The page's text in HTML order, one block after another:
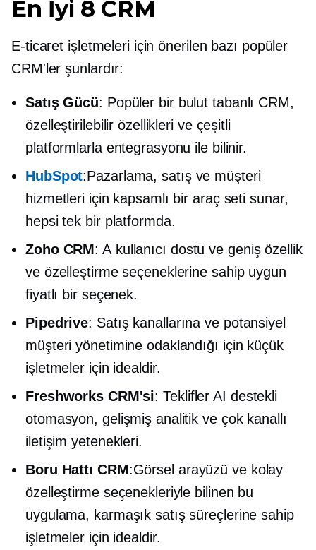
En İyi 8 CRM
E-ticaret işletmeleri için önerilen bazı popüler
CRM'ler şunlardır:
Satış Gücü: Popüler bir bulut tabanlı CRM,
özelleştirilebilir özellikleri ve çeşitli
platformlarla entegrasyonu ile bilinir.
HubSpot:Pazarlama, satış ve müşteri
hizmetleri için kapsamlı bir araç seti sunar,
hepsi tek bir platformda.
Zoho CRM: A kullanıcı dostu ve geniş özellik
ve özelleştirme seçeneklerine sahip uygun
fiyatlı bir seçenek.
Pipedrive: Satış kanallarına ve potansiyel
müşteri yönetimine odaklandığı için küçük
işletmeler için idealdir.
Freshworks CRM'si: TekliflerAI destekli
otomasyon, gelişmiş analitik ve çok kanallı
iletişim yetenekleri.
Boru Hattı CRM:Görsel arayüzü ve kolay
özelleştirme seçenekleriyle bilinen bu
uygulama, karmaşık satış süreçlerine sahip
işletmeler için idealdir.